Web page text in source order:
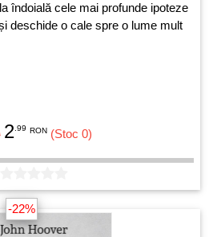
îndoială cele mai profunde ipoteze
deschide o cale spre o lume mult
2 .99 RON (Stoc 0)
-22%